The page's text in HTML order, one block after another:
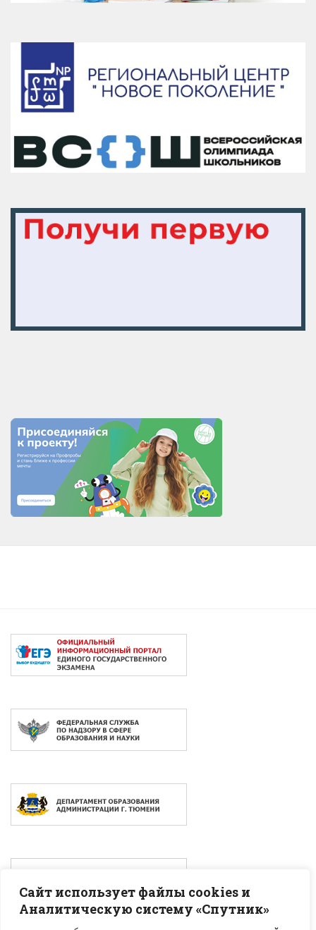
Сайт использует файлы cookies и
Аналитическую систему «Спутник»